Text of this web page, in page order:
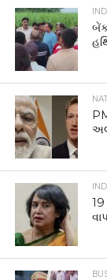
19